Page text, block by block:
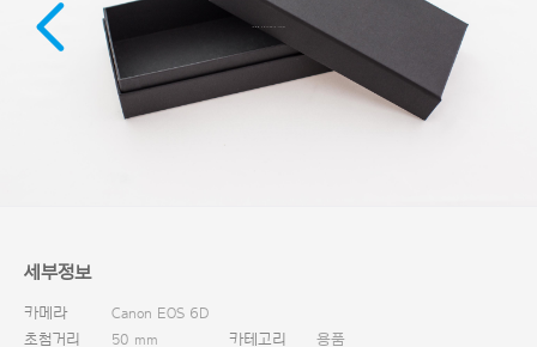
세부정보
카메라
Canon EOS 6D
초첨거리
50 mm 카테고리
용품